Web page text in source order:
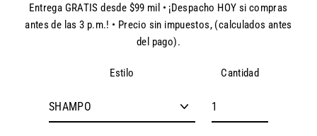
Precio
habitual
Precio
de
Entrega GRATIS desde $99 mil • ¡Despacho HOY si compras
antes de las 3 p.m.! • Precio sin impuestos, (calculados antes
del pago).
Estilo Cantidad